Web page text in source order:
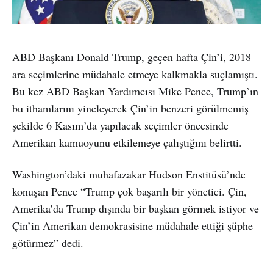
ABD Başkanı Donald Trump, geçen hafta Çin’i, 2018
ara seçimlerine müdahale etmeye kalkmakla suçlamıştı.
Bu kez ABD Başkan Yardımcısı Mike Pence, Trump’ın
bu ithamlarını yineleyerek Çin’in benzeri görülmemiş
şekilde 6 Kasım’da yapılacak seçimler öncesinde
Amerikan kamuoyunu etkilemeye çalıştığını belirtti.
Washington’daki muhafazakar Hudson Enstitüsü’nde
konuşan Pence “Trump çok başarılı bir yönetici. Çin,
Amerika’da Trump dışında bir başkan görmek istiyor ve
Çin’in Amerikan demokrasisine müdahale ettiği şüphe
götürmez” dedi.